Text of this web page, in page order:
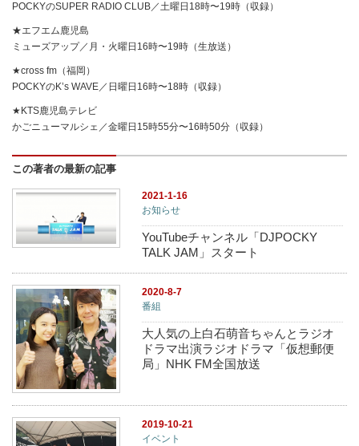
POCKYのSUPER RADIO CLUB／土曜日18時〜19時（収録）
★エフエム鹿児島
ミューズアップ／月・火曜日16時〜19時（生放送）
★cross fm（福岡）
POCKYのK’s WAVE／日曜日16時〜18時（収録）
★KTS鹿児島テレビ
かごニューマルシェ／金曜日15時55分〜16時50分（収録）
この著者の最新の記事
2021-1-16
お知らせ
YouTubeチャンネル「DJPOCKY
TALK JAM」スタート
2020-8-7
番組
大人気の上白石萌音ちゃんとラジオ
ドラマ出演ラジオドラマ「仮想郵便
局」NHK FM全国放送
2019-10-21
イベント